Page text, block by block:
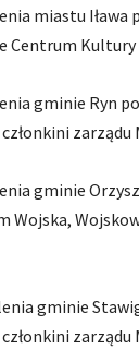
miastu
Centrum
gminie Ryn
zarządu
gminie
Wojska,
gminie
zarządu